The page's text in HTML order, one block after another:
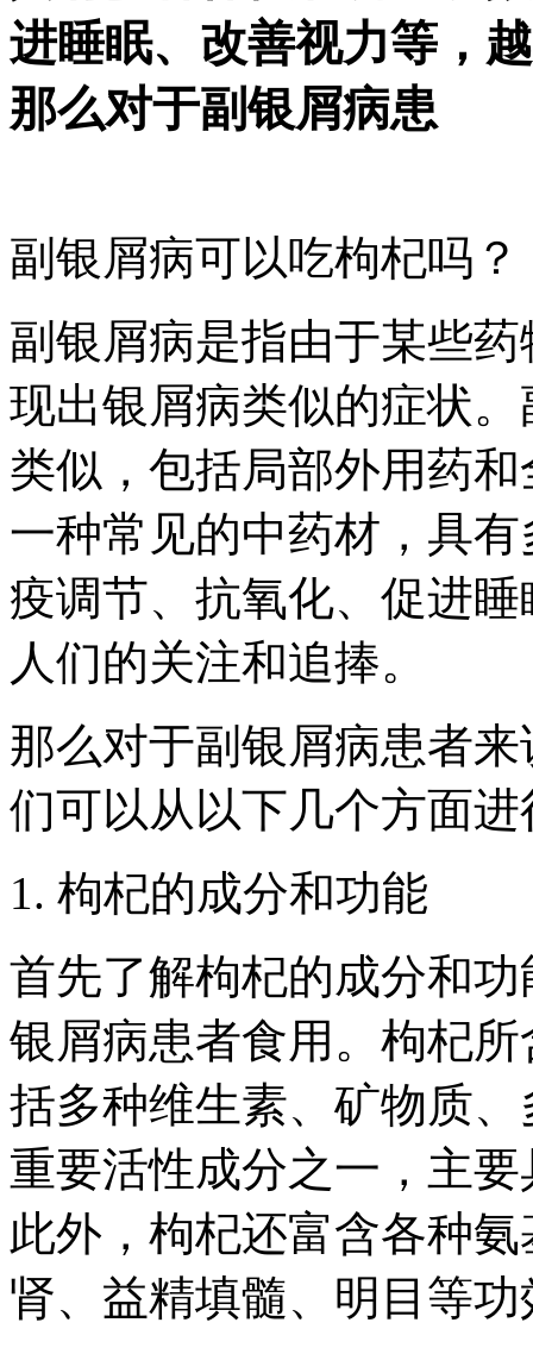
进睡眠、改善视力等，
那么对于副银屑病患
副银屑病可以吃枸杞吗？
副银屑病是指由于某些
现出银屑病类似的症状
类似，包括局部外用药
一种常见的中药材，具
疫调节、抗氧化、促进
人们的关注和追捧。
那么对于副银屑病患者
们可以从以下几个方面
1. 枸杞的成分和功能
首先了解枸杞的成分和
银屑病患者食用。枸杞
括多种维生素、矿物质
重要活性成分之一，主
此外，枸杞还富含各种
肾、益精填髓、明目等功